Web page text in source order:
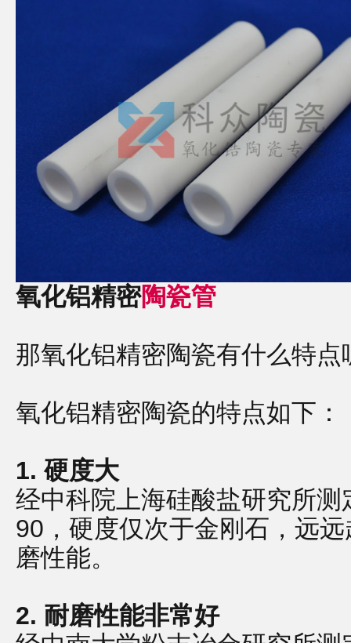
氧化铝精密陶瓷管
那氧化铝精密陶瓷有什么特点
氧化铝精密陶瓷的特点如下：
1. 硬度大
经中科院上海硅酸盐研究所
90，硬度仅次于金刚石，远
磨性能。
2. 耐磨性能非常好